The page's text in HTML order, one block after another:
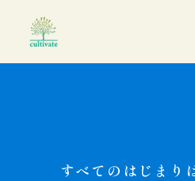
すべてのはじまり